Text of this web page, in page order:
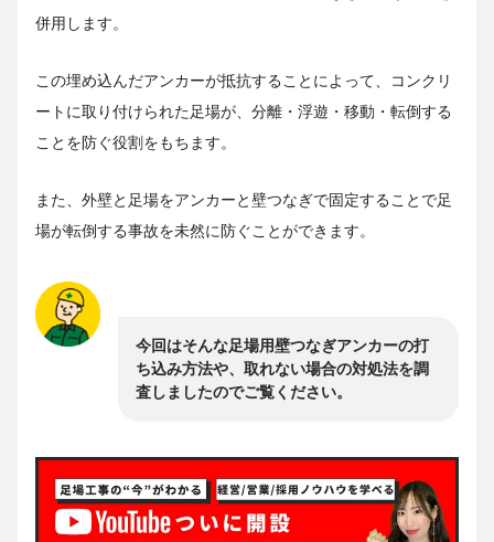
併用します。
この埋め込んだアンカーが抵抗することによって、コンクリ
ートに取り付けられた足場が、分離・浮遊・移動・転倒する
ことを防ぐ役割をもちます。
また、外壁と足場をアンカーと壁つなぎで固定することで足
場が転倒する事故を未然に防ぐことができます。
今回はそんな足場用壁つなぎアンカーの打
ち込み方法や、取れない場合の対処法を調
査しましたのでご覧ください。